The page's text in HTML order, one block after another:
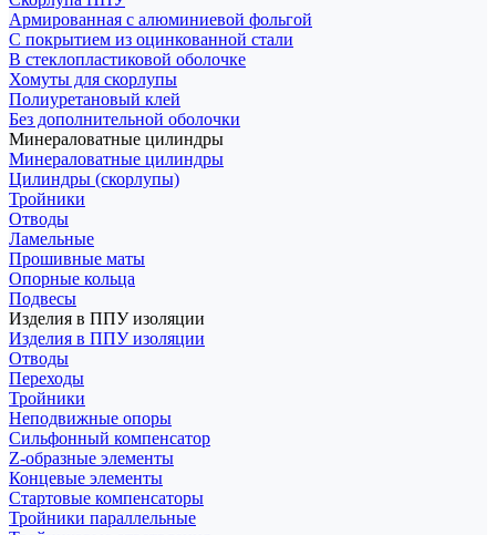
Армированная с алюминиевой фольгой
С покрытием из оцинкованной стали
В стеклопластиковой оболочке
Хомуты для скорлупы
Полиуретановый клей
Без дополнительной оболочки
Минераловатные цилиндры
Минераловатные цилиндры
Цилиндры (скорлупы)
Тройники
Отводы
Ламельные
Прошивные маты
Опорные кольца
Подвесы
Изделия в ППУ изоляции
Изделия в ППУ изоляции
Отводы
Переходы
Тройники
Неподвижные опоры
Cильфонный компенсатор
Z-образные элементы
Концевые элементы
Стартовые компенсаторы
Тройники параллельные